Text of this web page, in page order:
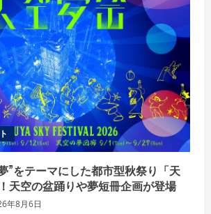
夢”をテーマにした都市型秋祭り「天
天空の盆踊りや夢短冊企画が登場
年8月6日